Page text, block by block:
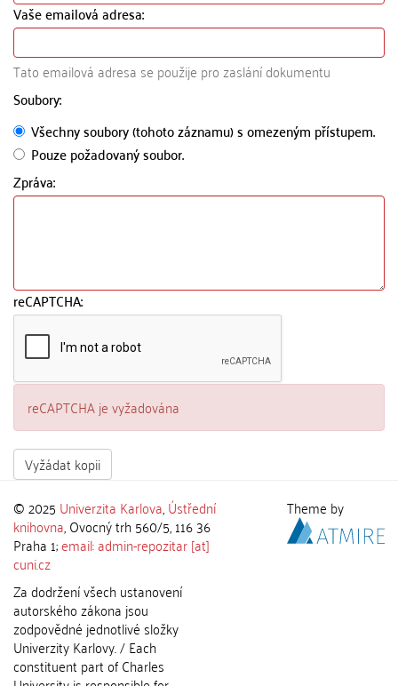
Vaše emailová adresa:
Tato emailová adresa se použije pro zaslání dokumentu
Soubory:
Všechny soubory (tohoto záznamu) s omezeným přístupem.
Pouze požadovaný soubor.
Zpráva:
reCAPTCHA:
reCAPTCHA je vyžadována
Vyžádat kopii
© 2025 Univerzita Karlova,Ústřední
knihovna, Ovocný trh 560/5, 116 36
Praha 1;email: admin-repozitar [at]
cuni.cz
Za dodržení všech ustanovení
autorského zákona jsou
zodpovědné jednotlivé složky
Univerzity Karlovy. / Each
constituent part of Charles
Theme by